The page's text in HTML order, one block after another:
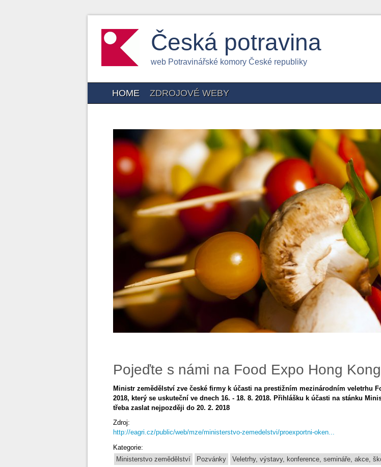
Česká potravina
web Potravinářské komory České republiky
HOME ZDROJOVÉ WEBY
Pojeďte s námi na Food Expo Hong
Ministr zemědělství zve české firmy k účasti na prestižním mezinárodním veletrhu
2018, který se uskuteční ve dnech 16. - 18. 8. 2018. Přihlášku k účasti na stánku
třeba zaslat nejpozději do 20. 2. 2018
Zdroj:
http://eagri.cz/public/web/mze/ministerstvo-zemedelstvi/proexportni-oken...
Kategorie:
Ministerstvo zemědělství
Pozvánky Veletrhy, výstavy, konference, semináře, akce,